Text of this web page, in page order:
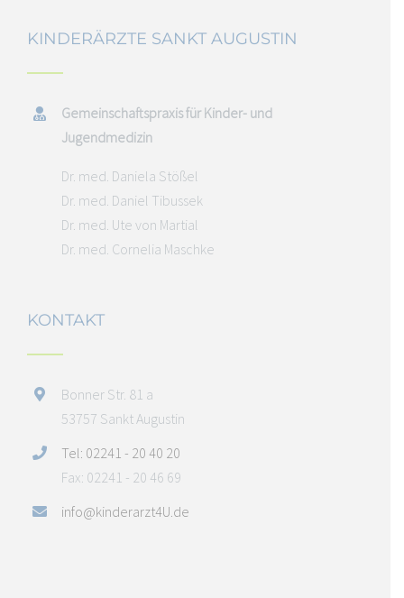
KINDERÄRZTE SANKT AUGUSTIN
Gemeinschaftspraxis für Kinder- und
Jugendmedizin
Dr. med. Daniela Stößel
Dr. med. Daniel Tibussek
Dr. med. Ute von Martial
Dr. med. Cornelia Maschke
KONTAKT
Bonner Str. 81 a
53757 Sankt Augustin
Tel: 02241 - 20 40 20
Fax: 02241 - 20 46 69
info@kinderarzt4U.de